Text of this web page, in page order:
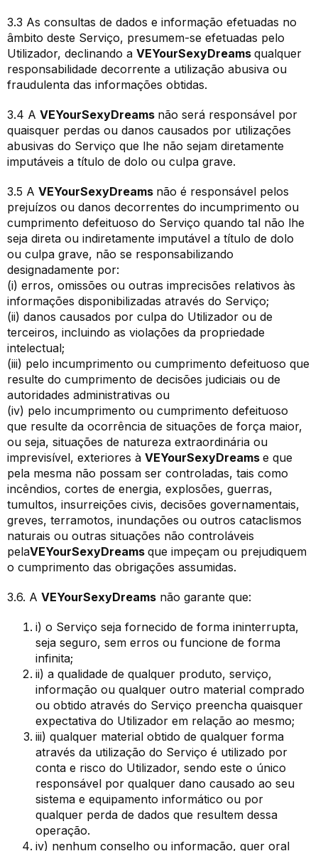
3.3 As consultas de dados e informação efetuadas no
âmbito deste Serviço, presumem-se efetuadas pelo
Utilizador, declinando a VEYourSexyDreams qualquer
responsabilidade decorrente a utilização abusiva ou
fraudulenta das informações obtidas.
3.4 A VEYourSexyDreams não será responsável por
quaisquer perdas ou danos causados por utilizações
abusivas do Serviço que lhe não sejam diretamente
imputáveis a título de dolo ou culpa grave.
3.5 A VEYourSexyDreams não é responsável pelos
prejuízos ou danos decorrentes do incumprimento ou
cumprimento defeituoso do Serviço quando tal não lhe
seja direta ou indiretamente imputável a título de dolo
ou culpa grave, não se responsabilizando
designadamente por:
(i) erros, omissões ou outras imprecisões relativos às
informações disponibilizadas através do Serviço;
(ii) danos causados por culpa do Utilizador ou de
terceiros, incluindo as violações da propriedade
intelectual;
(iii) pelo incumprimento ou cumprimento defeituoso que
resulte do cumprimento de decisões judiciais ou de
autoridades administrativas ou
(iv) pelo incumprimento ou cumprimento defeituoso
que resulte da ocorrência de situações de força maior,
ou seja, situações de natureza extraordinária ou
imprevisível, exteriores à VEYourSexyDreams e que
pela mesma não possam ser controladas, tais como
incêndios, cortes de energia, explosões, guerras,
tumultos, insurreições civis, decisões governamentais,
greves, terramotos, inundações ou outros cataclismos
naturais ou outras situações não controláveis
pelaVEYourSexyDreams que impeçam ou prejudiquem
o cumprimento das obrigações assumidas.
3.6. A VEYourSexyDreams não garante que:
i) o Serviço seja fornecido de forma ininterrupta,
seja seguro, sem erros ou funcione de forma
infinita;
ii) a qualidade de qualquer produto, serviço,
informação ou qualquer outro material comprado
ou obtido através do Serviço preencha quaisquer
expectativa do Utilizador em relação ao mesmo;
iii) qualquer material obtido de qualquer forma
através da utilização do Serviço é utilizado por
conta e risco do Utilizador, sendo este o único
responsável por qualquer dano causado ao seu
sistema e equipamento informático ou por
qualquer perda de dados que resultem dessa
operação.
iv) nenhum conselho ou informação, quer oral